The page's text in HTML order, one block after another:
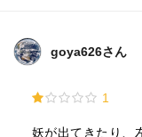
goya626さん
1
妖が出てきたり、